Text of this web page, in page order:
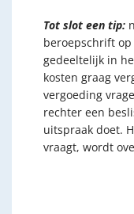
Tot slot een tip:
beroepschrift
gedeeltelijk in
kosten graag
vergoeding
rechter een
uitspraak doet.
vraagt, wordt